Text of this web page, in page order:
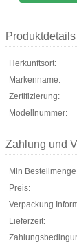
Produktdetails
Herkunftsort:
Markenname:
Zertifizierung:
Modellnummer:
Zahlung und
Min
Preis:
Verpackung
Lieferzeit: